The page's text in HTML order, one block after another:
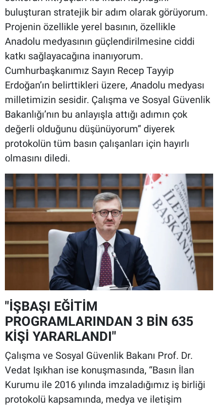
buluşturan stratejik bir adım olarak görüyorum.
Projenin özellikle yerel basının, özellikle
Anadolu medyasının güçlendirilmesine ciddi
katkı sağlayacağına inanıyorum.
Cumhurbaşkanımız Sayın Recep Tayyip
Erdoğan’ın belirttikleri üzere, Anadolu medyası
milletimizin sesidir. Çalışma ve Sosyal Güvenlik
Bakanlığı’nın bu anlayışla attığı adımın çok
değerli olduğunu düşünüyorum” diyerek
protokolün tüm basın çalışanları için hayırlı
olmasını diledi.
"İŞBAŞI EĞİTİM
PROGRAMLARINDAN 3 BİN 635
KİŞİ YARARLANDI"
Çalışma ve Sosyal Güvenlik Bakanı Prof. Dr.
Vedat Işıkhan ise konuşmasında, “Basın İlan
Kurumu ile 2016 yılında imzaladığımız iş birliği
protokolü kapsamında, medya ve iletişim